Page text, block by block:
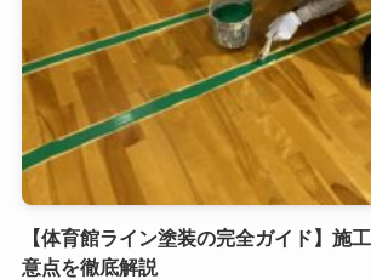
【体育館ライン塗装の完全ガイド】施
意点を徹底解説